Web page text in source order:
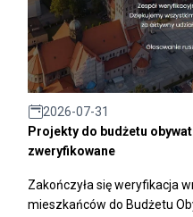
2026-07-31
Projekty do budżetu
zweryfikowane
Zakończyła się weryfikacja
mieszkańców do Budżetu